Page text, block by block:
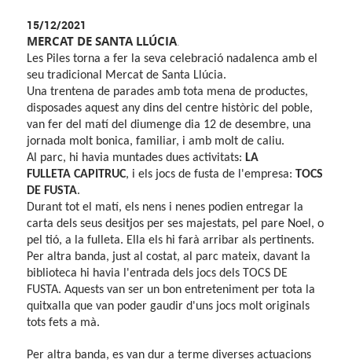
15/12/2021
MERCAT DE SANTA LLÚCIA.
Les Piles torna a fer la seva celebració nadalenca amb el
seu tradicional Mercat de Santa Llúcia.
Una trentena de parades amb tota mena de productes,
disposades aquest any dins delcentre històric del poble,
van fer del matí del diumenge dia 12 de desembre, una
jornada molt bonica, familiar, i amb molt de caliu.
Al parc, hi havia muntades dues activitats:LA
FULLETACAPITRUC, i els jocs de fusta de l'empresa:TOCS
DE FUSTA.
Durant tot el matí, els nens i nenes podien entregar la
carta dels seus desitjos per ses majestats, pel pare Noel, o
pel tió, a la fulleta. Ella els hi farà arribar als pertinents.
Per altra banda, just al costat, al parc mateix, davant la
biblioteca hi havia l'entrada dels jocs dels TOCS DE
FUSTA. Aquests van ser un bon entreteniment per tota la
quitxalla que van poder gaudir d'uns jocs molt originals
tots fets a mà.
Per altra banda, es van dur a terme diverses actuacions